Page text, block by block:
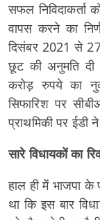
सफल निविदाकर्ता
वापस करने का
दिसंबर 2021 से
छूट की अनुमति
करोड़ रुपये का
सिफारिश पर
प्राथमिकी पर ईडी
सारे विधायकों का
हाल ही में भाजपा के
था कि इस बार